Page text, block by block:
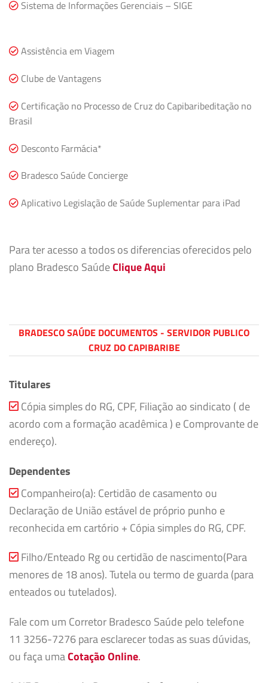
Sistema de Informações Gerenciais – SIGE
Assistência em Viagem
Clube de Vantagens
Certificação no Processo de Cruz do Capibaribeditação no
Brasil
Desconto Farmácia*
Bradesco Saúde Concierge
Aplicativo Legislação de Saúde Suplementar para iPad
Para ter acesso a todos os diferencias oferecidos pelo
plano Bradesco SaúdeClique Aqui
BRADESCO SAÚDE DOCUMENTOS - SERVIDOR PUBLICO
CRUZ DO CAPIBARIBE
Titulares
Cópia simples do RG, CPF, Filiação ao sindicato ( de
acordo com a formação acadêmica ) e Comprovante de
endereço).
Dependentes
Companheiro(a): Certidão de casamento ou
Declaração de União estável de próprio punho e
reconhecida em cartório + Cópia simples do RG, CPF.
Filho/Enteado Rg ou certidão de nascimento(Para
menores de 18 anos). Tutela ou termo de guarda (para
enteados ou tutelados).
Fale com um Corretor Bradesco Saúde pelo telefone
11 3256-7276 para esclarecer todas as suas dúvidas,
ou faça umaCotação Online.